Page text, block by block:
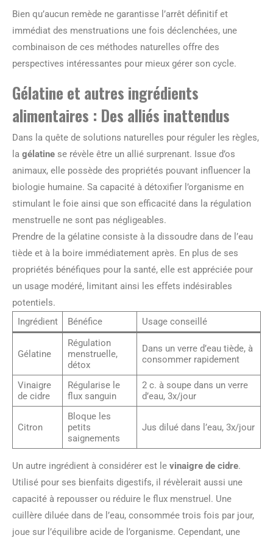
Bien qu’aucun remède ne garantisse l’arrêt définitif et
immédiat des menstruations une fois déclenchées, une
combinaison de ces méthodes naturelles offre des
perspectives intéressantes pour mieux gérer son cycle.
Gélatine et autres ingrédients
alimentaires : Des alliés inattendus
Dans la quête de solutions naturelles pour réguler les règles,
la gélatine se révèle être un allié surprenant. Issue d’os
animaux, elle possède des propriétés pouvant influencer la
biologie humaine. Sa capacité à détoxifier l’organisme en
stimulant le foie ainsi que son efficacité dans la régulation
menstruelle ne sont pas négligeables.
Prendre de la gélatine consiste à la dissoudre dans de l’eau
tiède et à la boire immédiatement après. En plus de ses
propriétés bénéfiques pour la santé, elle est appréciée pour
un usage modéré, limitant ainsi les effets indésirables
potentiels.
Ingrédient
Bénéfice Usage conseillé
Gélatine
Régulation
menstruelle,
détox
Dans un verre d’eau tiède, à
consommer rapidement
Vinaigre
de cidre
Régularise le
flux sanguin
2 c. à soupe dans un verre
d’eau, 3x/jour
Citron
Bloque les
petits
saignements
Jus dilué dans l’eau, 3x/jour
Un autre ingrédient à considérer est le vinaigre de cidre.
Utilisé pour ses bienfaits digestifs, il révèlerait aussi une
capacité à repousser ou réduire le flux menstruel. Une
cuillère diluée dans de l’eau, consommée trois fois par jour,
joue sur l’équilibre acide de l’organisme. Cependant, une